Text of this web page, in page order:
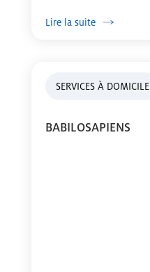
Lire la suite
SERVICES À DOMICILE
BABILOSAPIENS